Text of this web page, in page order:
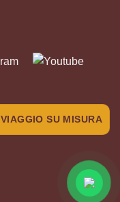
VIAGGIO SU MISURA